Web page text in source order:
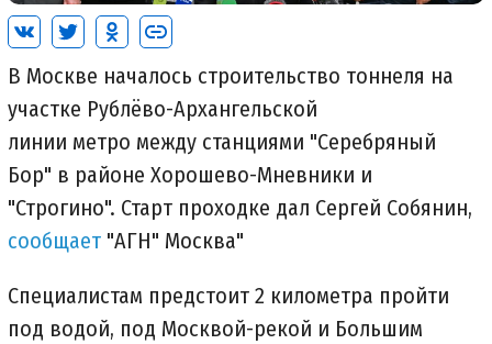
В Москве началось строительство тоннеля на
участке Рублёво-Архангельской
линии метро между станциями "Серебряный
Бор" в районе Хорошево-Мневники и
"Строгино". Старт проходке дал Сергей Собянин,
сообщает "АГН" Москва"
Специалистам предстоит 2 километра пройти
под водой, под Москвой-рекой и Большим